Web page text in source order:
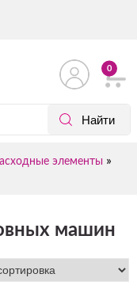
0
элементы »
машин